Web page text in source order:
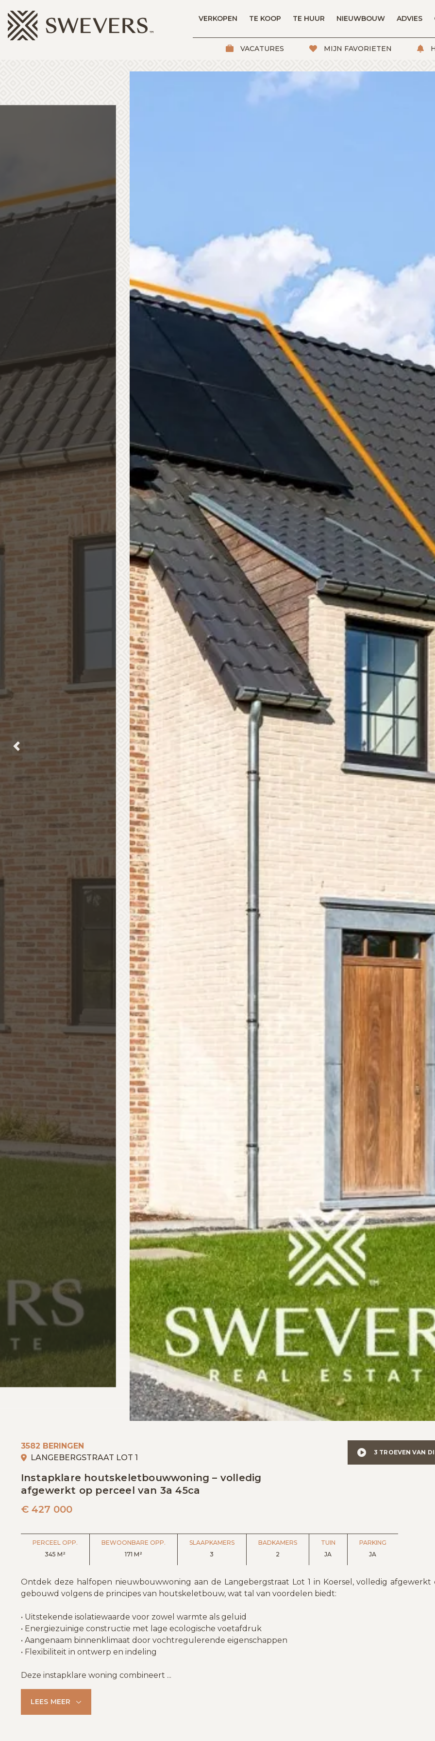
VACATURES MIJN FAVORIETEN
VERKOPEN TE KOOP TE HUUR NIEUWBOUW ADVIES
Previous
3582 BERINGEN
LANGEBERGSTRAAT LOT 1
Instapklare houtskeletbouwwoning – volledig
afgewerkt op perceel van 3a 45ca
€427 000
3 TROEVEN VAN
PERCEEL OPP.
345 M²
BEWOONBARE OPP.
171 M²
SLAAPKAMERS
3
BADKAMERS
2
TUIN
JA
PARKING
JA
Ontdek deze halfopen nieuwbouwwoning aan de Langebergstraat Lot 1 in Koersel, volledig
gebouwd volgens de principes van houtskeletbouw, wat tal van voordelen biedt:
• Uitstekende isolatiewaarde voor zowel warmte als geluid
• Energiezuinige constructie met lage ecologische voetafdruk
• Aangenaam binnenklimaat door vochtregulerende eigenschappen
• Flexibiliteit in ontwerp en indeling
Deze instapklare woning combineert ...
LEES MEER